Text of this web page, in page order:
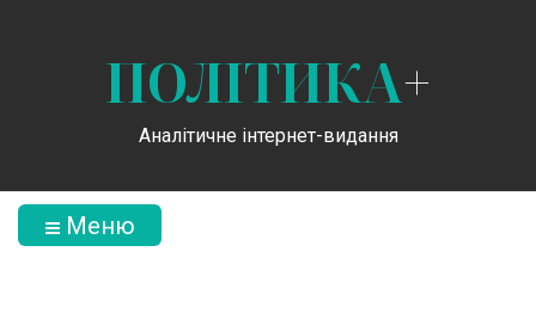
ПОЛІТИКА+
Аналітичне інтернет-видання
Меню